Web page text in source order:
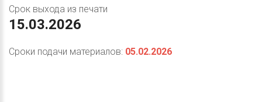
Срок выхода из печати
15.03.2026
Сроки подачи материалов: 05.02.2026